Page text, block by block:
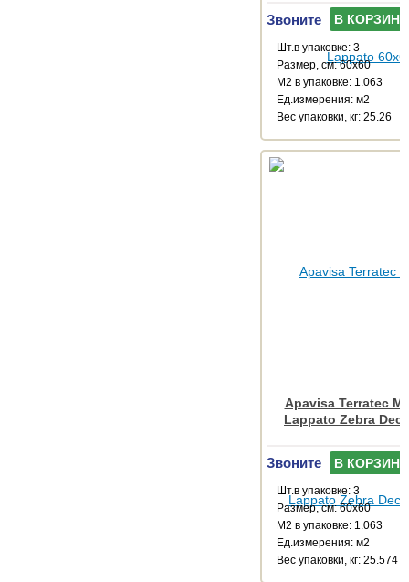
Звоните В КОРЗИНУ
Шт.в упаковке: 3
Размер, см: 60x60
М2 в упаковке: 1.063
Ед.измерения: м2
Веc упаковки, кг: 25.26
Apavisa Terratec
Lappato Zebra
Звоните В КОРЗИНУ
Шт.в упаковке: 3
Размер, см: 60x60
М2 в упаковке: 1.063
Ед.измерения: м2
Веc упаковки, кг: 25.574